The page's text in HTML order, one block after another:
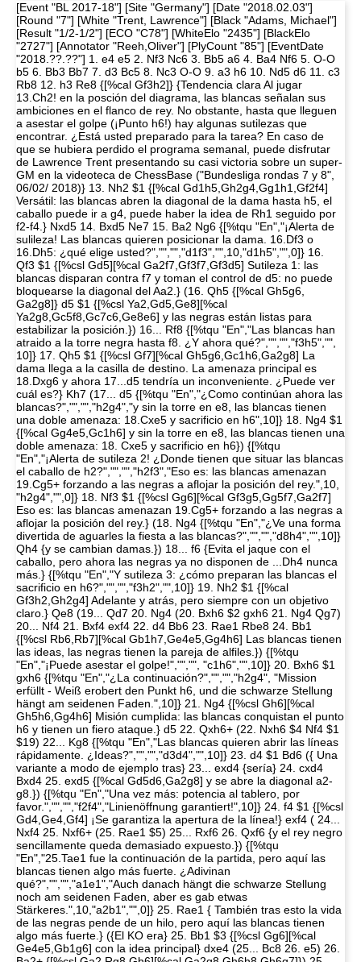
[Event "BL 2017-18"] [Site "Germany"] [Date "2018.02.03"]
[Round "7"] [White "Trent, Lawrence"] [Black "Adams, Michael"]
[Result "1/2-1/2"] [ECO "C78"] [WhiteElo "2435"] [BlackElo
"2727"] [Annotator "Reeh,Oliver"] [PlyCount "85"] [EventDate
"2018.??.??"] 1. e4 e5 2. Nf3 Nc6 3. Bb5 a6 4. Ba4 Nf6 5. O-O
b5 6. Bb3 Bb7 7. d3 Bc5 8. Nc3 O-O 9. a3 h6 10. Nd5 d6 11. c3
Rb8 12. h3 Re8 {[%cal Gf3h2]} {Tendencia clara Al jugar
13.Ch2! en la posción del diagrama, las blancas señalan sus
ambiciones en el flanco de rey. No obstante, hasta que lleguen
a asestar el golpe (¡Punto h6!) hay algunas sutilezas que
encontrar. ¿Está usted preparado para la tarea? En caso de
que se hubiera perdido el programa semanal, puede disfrutar
de Lawrence Trent presentando su casi victoria sobre un super-
GM en la videoteca de ChessBase ("Bundesliga rondas 7 y 8",
06/02/ 2018)} 13. Nh2 $1 {[%cal Gd1h5,Gh2g4,Gg1h1,Gf2f4]
Versátil: las blancas abren la diagonal de la dama hasta h5, el
caballo puede ir a g4, puede haber la idea de Rh1 seguido por
f2-f4.} Nxd5 14. Bxd5 Ne7 15. Ba2 Ng6 {[%tqu "En","¡Alerta de
sulileza! Las blancas quieren posicionar la dama. 16.Df3 o
16.Dh5: ¿qué elige usted?","","","d1f3","",10,"d1h5","",0]} 16.
Qf3 $1 {[%csl Gd5][%cal Ga2f7,Gf3f7,Gf3d5] Sutileza 1: las
blancas disparan contra f7 y toman el control de d5: no puede
bloquearse la diagonal del Aa2.} (16. Qh5 {[%cal Gh5g6,
Ga2g8]} d5 $1 {[%csl Ya2,Gd5,Ge8][%cal
Ya2g8,Gc5f8,Gc7c6,Ge8e6] y las negras están listas para
estabilizar la posición.}) 16... Rf8 {[%tqu "En","Las blancas han
atraido a la torre negra hasta f8. ¿Y ahora qué?","","","f3h5","",
10]} 17. Qh5 $1 {[%csl Gf7][%cal Gh5g6,Gc1h6,Ga2g8] La
dama llega a la casilla de destino. La amenaza principal es
18.Dxg6 y ahora 17...d5 tendría un inconveniente. ¿Puede ver
cuál es?} Kh7 (17... d5 {[%tqu "En","¿Como continúan ahora las
blancas?","","","h2g4","y sin la torre en e8, las blancas tienen
una doble amenaza: 18.Cxe5 y sacrificio en h6",10]} 18. Ng4 $1
{[%cal Gg4e5,Gc1h6] y sin la torre en e8, las blancas tienen una
doble amenaza: 18. Cxe5 y sacrificio en h6}) {[%tqu
"En","¡Alerta de sutileza 2! ¿Donde tienen que situar las blancas
el caballo de h2?","","","h2f3","Eso es: las blancas amenazan
19.Cg5+ forzando a las negras a aflojar la posición del rey.",10,
"h2g4","",0]} 18. Nf3 $1 {[%csl Gg6][%cal Gf3g5,Gg5f7,Ga2f7]
Eso es: las blancas amenazan 19.Cg5+ forzando a las negras a
aflojar la posición del rey.} (18. Ng4 {[%tqu "En","¿Ve una forma
divertida de aguarles la fiesta a las blancas?","","","d8h4","",10]}
Qh4 {y se cambian damas.}) 18... f6 {Evita el jaque con el
caballo, pero ahora las negras ya no disponen de ...Dh4 nunca
más.} {[%tqu "En","Y sutileza 3: ¿cómo preparan las blancas el
sacrificio en h6?","","","f3h2","",10]} 19. Nh2 $1 {[%cal
Gf3h2,Gh2g4] Adelante y atrás, pero siempre con un objetivo
claro.} Qe8 (19... Qd7 20. Ng4 (20. Bxh6 $2 gxh6 21. Ng4 Qg7)
20... Nf4 21. Bxf4 exf4 22. d4 Bb6 23. Rae1 Rbe8 24. Bb1
{[%csl Rb6,Rb7][%cal Gb1h7,Ge4e5,Gg4h6] Las blancas tienen
las ideas, las negras tienen la pareja de alfiles.}) {[%tqu
"En","¡Puede asestar el golpe!","","", "c1h6","",10]} 20. Bxh6 $1
gxh6 {[%tqu "En","¿La continuación?","","","h2g4", "Mission
erfüllt - Weiß erobert den Punkt h6, und die schwarze Stellung
hängt am seidenen Faden.",10]} 21. Ng4 {[%csl Gh6][%cal
Gh5h6,Gg4h6] Misión cumplida: las blancas conquistan el punto
h6 y tienen un fiero ataque.} d5 22. Qxh6+ (22. Nxh6 $4 Nf4 $1
$19) 22... Kg8 {[%tqu "En","Las blancas quieren abrir las líneas
rápidamente. ¿Ideas?","","","d3d4","",10]} 23. d4 $1 Bd6 ({ Una
variante a modo de ejemplo tras} 23... exd4 {sería} 24. cxd4
Bxd4 25. exd5 {[%cal Gd5d6,Ga2g8] y se abre la diagonal a2-
g8.}) {[%tqu "En","Una vez más: potencia al tablero, por
favor.","","","f2f4","Linienöffnung garantiert!",10]} 24. f4 $1 {[%csl
Gd4,Ge4,Gf4] ¡Se garantiza la apertura de la línea!} exf4 ( 24...
Nxf4 25. Nxf6+ (25. Rae1 $5) 25... Rxf6 26. Qxf6 {y el rey negro
sencillamente queda demasiado expuesto.}) {[%tqu
"En","25.Tae1 fue la continuación de la partida, pero aquí las
blancas tienen algo más fuerte. ¿Adivinan
qué?","","","a1e1","Auch danach hängt die schwarze Stellung
noch am seidenen Faden, aber es gab etwas
Stärkeres.",10,"a2b1","",0]} 25. Rae1 { También tras esto la vida
de las negras pende de un hilo, pero aquí las blancas tienen
algo más fuerte.} ({El KO era} 25. Bb1 $3 {[%csl Gg6][%cal
Ge4e5,Gb1g6] con la idea principal} dxe4 (25... Bc8 26. e5) 26.